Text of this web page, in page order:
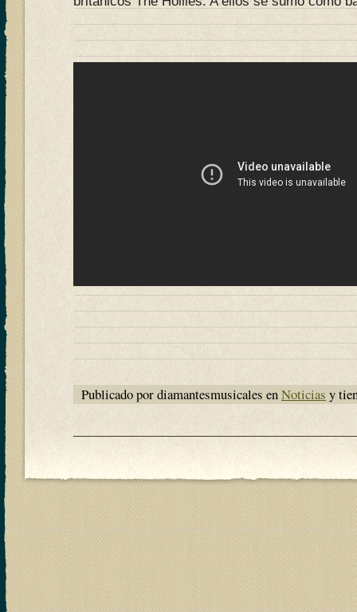
Publicado por diamantesmusicales enNoticias y